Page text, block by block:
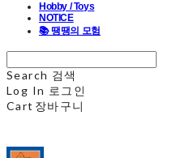
Hobby / Toys
NOTICE
📚 땡땡의 모험
Search 검색
Log In 로그인
Cart 장바구니